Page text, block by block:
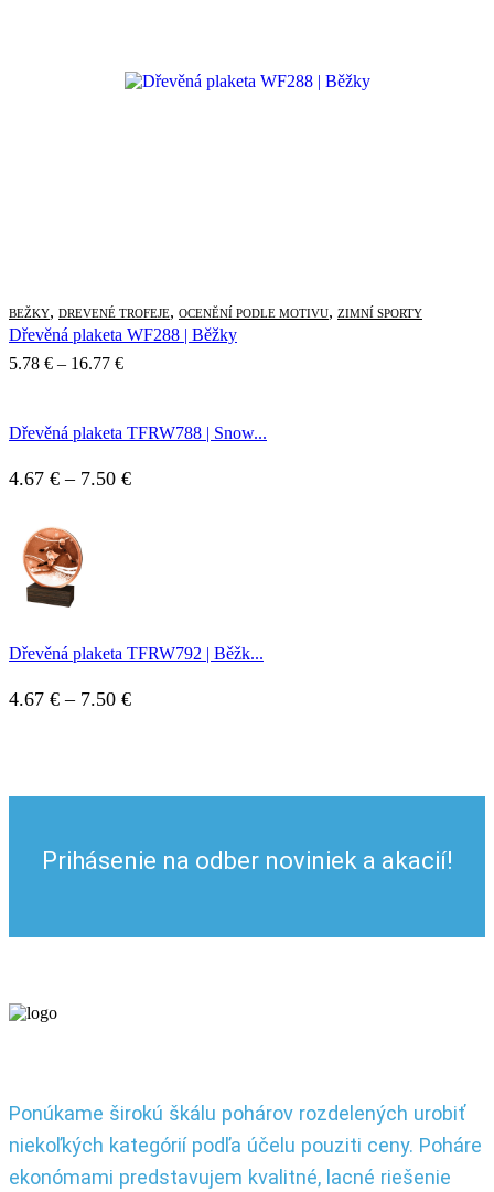
BEŽKY, DREVENÉ TROFEJE, OCENĚNÍ PODLE MOTIVU, ZIMNÍ SPORTY
Dřevěná plaketa WF288 | Běžky
5.78 € – 16.77 €Price
through
16.77 €
Dřevěná plaketa TFRW788 | Snow...
4.67 € – 7.50 €Price
Dřevěná plaketa TFRW792 | Běžk...
4.67 € – 7.50 €Price
through
Prihásenie na odber noviniek a akacií!
Ponúkame širokú škálu pohárov rozdelených urobiť
niekoľkých kategórií podľa účelu pouziti ceny. Poháre
ekonómami predstavujem kvalitné, lacné riešenie